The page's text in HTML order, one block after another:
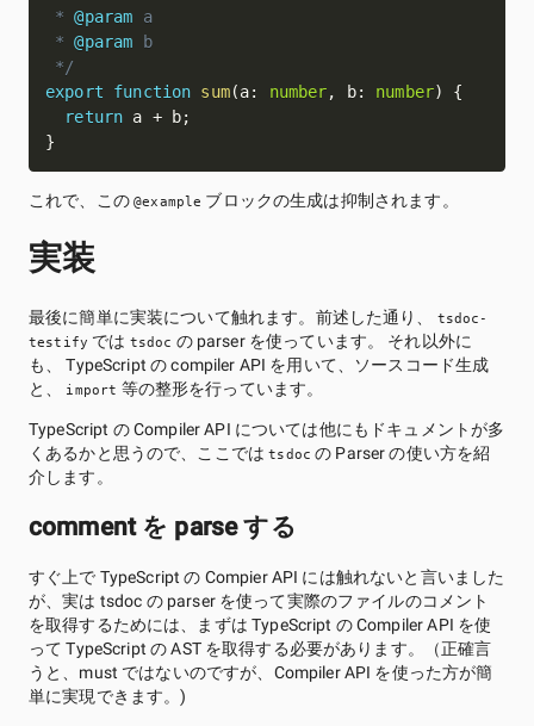
* @param
a
* @param
b
*/
export
function sum(a: number, b: number)
{
return a + b;
}
これで、この@example ブロックの生成は抑制されます。
実装
最後に簡単に実装について触れます。前述した通り、 tsdoc-
testify では tsdoc の parser を使っています。 それ以外に
も、 TypeScript の compiler API を用いて、ソースコード生成
と、
import 等の整形を行っています。
TypeScript の Compiler API については他にもドキュメントが多
くあるかと思うので、ここではtsdoc の Parser の使い方を紹
介します。
comment を parse する
すぐ上で TypeScript の Compier API には触れないと言いました
が、実は tsdoc の parser を使って実際のファイルのコメント
を取得するためには、まずは TypeScript の Compiler API を使
って TypeScript の AST を取得する必要があります。（正確言
うと、must ではないのですが、Compiler API を使った方が簡
単に実現できます。)